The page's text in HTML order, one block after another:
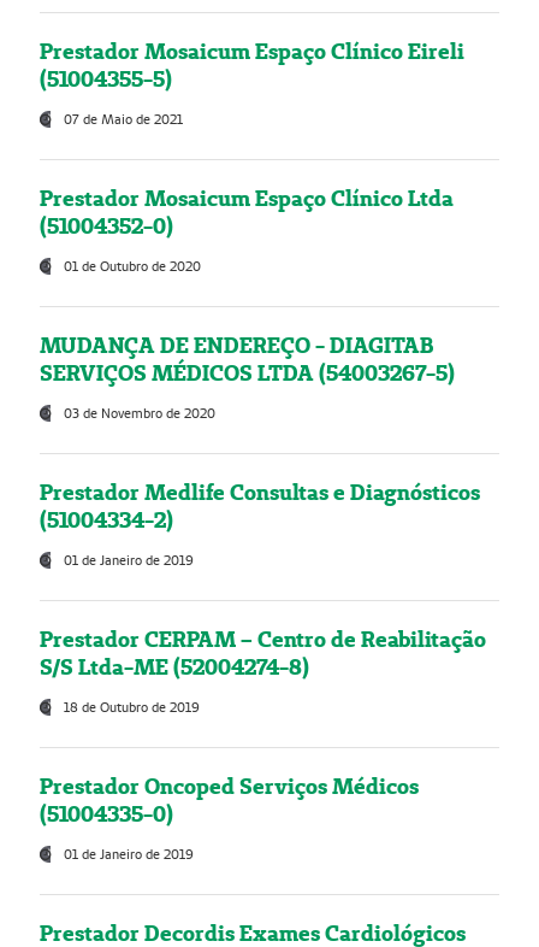
Prestador Mosaicum Espaço Clínico Eireli
(51004355-5)
07 de Maio de 2021
Prestador Mosaicum Espaço Clínico Ltda
(51004352-0)
01 de Outubro de 2020
MUDANÇA DE ENDEREÇO - DIAGITAB
SERVIÇOS MÉDICOS LTDA (54003267-5)
03 de Novembro de 2020
Prestador Medlife Consultas e Diagnósticos
(51004334-2)
01 de Janeiro de 2019
Prestador CERPAM – Centro de Reabilitação
S/S Ltda-ME (52004274-8)
18 de Outubro de 2019
Prestador Oncoped Serviços Médicos
(51004335-0)
01 de Janeiro de 2019
Prestador Decordis Exames Cardiológicos